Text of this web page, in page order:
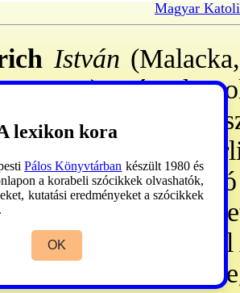
Magyar
István
25.): mérnök,
en mérnöki okl-et
hallg. Egy
1908:
1912:
gr. Károlyi
ba internálták.
lexikon kora
Pálos Könyvtárban készült 1980 és
a korabeli szócikkek olvashatók,
kutatási eredményeket a szócikkek
OK